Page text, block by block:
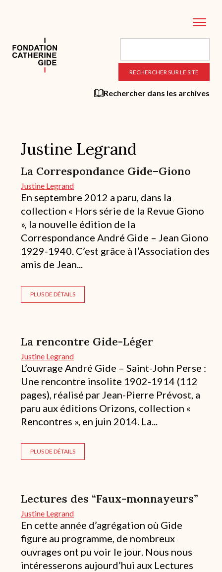
principal
Rechercher dans les archives
Justine Legrand
La Correspondance Gide–Giono
Justine Legrand
En septembre 2012 a paru, dans la
collection « Hors série de la Revue Giono
», la nouvelle édition de la
Correspondance André Gide – Jean Giono
1929-1940. C’est grâce à l’Association des
amis de Jean...
PLUS DE DÉTAILS
La rencontre Gide-Léger
Justine Legrand
L’ouvrage André Gide – Saint-John Perse :
Une rencontre insolite 1902-1914 (112
pages), réalisé par Jean-Pierre Prévost, a
paru aux éditions Orizons, collection «
Rencontres », en juin 2014. La...
PLUS DE DÉTAILS
Lectures des “Faux-monnayeurs”
Justine Legrand
En cette année d’agrégation où Gide
figure au programme, de nombreux
ouvrages ont pu voir le jour. Nous nous
intéresserons aujourd’hui aux Lectures